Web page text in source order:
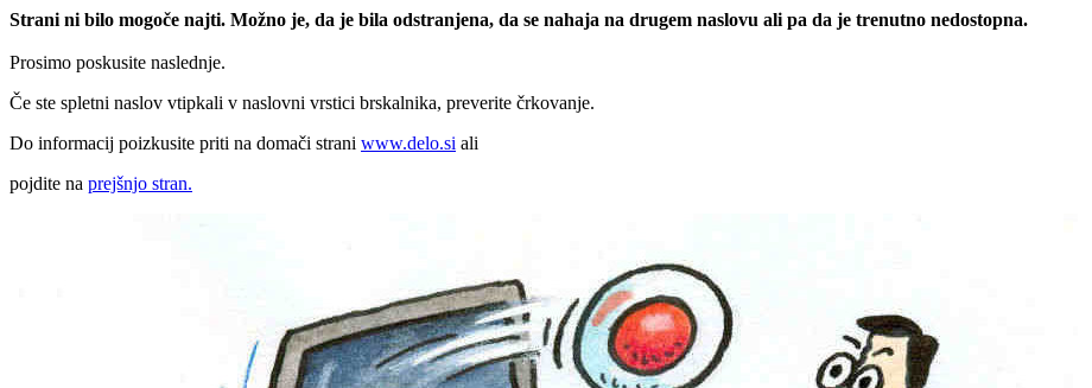
Strani ni bilo mogoče najti. Možno je, da je bila odstranjena, da se nahaja na drugem naslovu ali pa da je trenutno nedostopna.
Prosimo poskusite naslednje.
Če ste spletni naslov vtipkali v naslovni vrstici brskalnika, preverite črkovanje.
Do informacij poizkusite priti na domači strani www.delo.si ali
pojdite na prejšnjo stran.